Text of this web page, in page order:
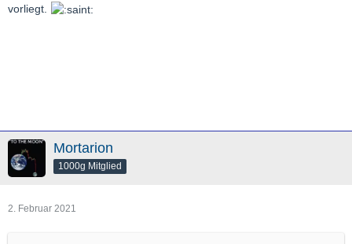
vorliegt.
Mortarion
1000g Mitglied
2. Februar 2021